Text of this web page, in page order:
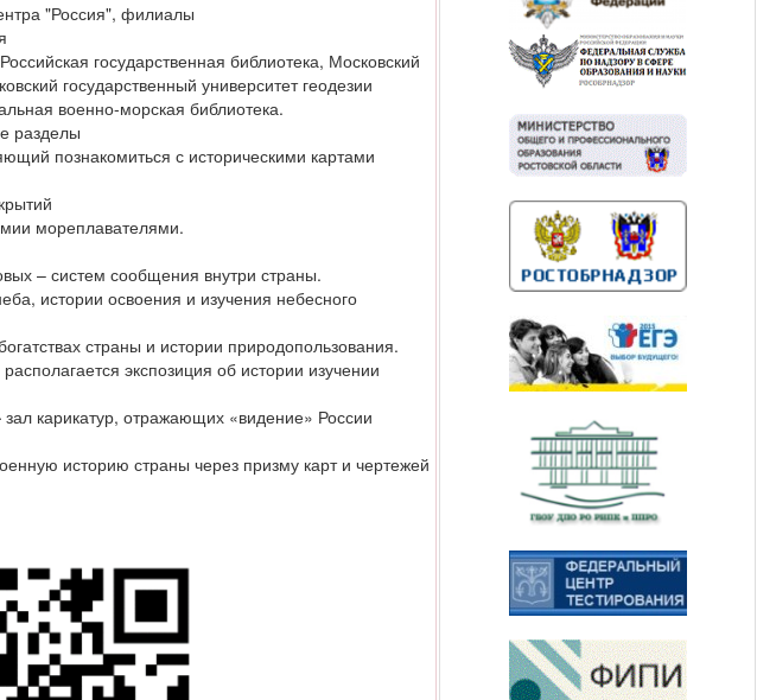
"Россия", филиалы
государственная библиотека, Московский
государственный университет геодезии
военно-морская библиотека.
разделы
познакомиться с историческими картами
мореплавателями.
– систем сообщения внутри страны.
истории освоения и изучения небесного
страны и истории природопользования.
экспозиция об истории изучении
зал карикатур, отражающих «видение» России
историю страны через призму карт и чертежей